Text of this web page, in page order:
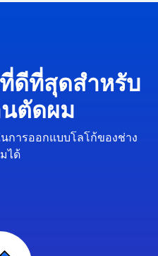
ดีที่สุดสำหรับ
นตัดผม
การออกแบบโลโก้ของช่าง
ได้